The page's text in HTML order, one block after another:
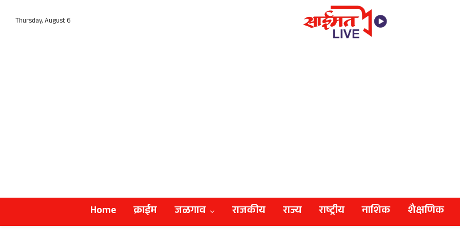
Thursday, August 6
Home क्राईम जळगाव राजकीय राज्य राष्ट्रीय नाशिक शैक्षणिक